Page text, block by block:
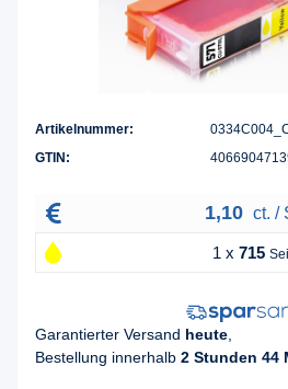
Artikelnummer:
GTIN:
1,10 ct. /
1 x 715
Garantierter Versand heute
Bestellung innerhalb 2 Stunden 44